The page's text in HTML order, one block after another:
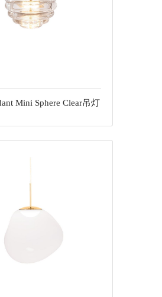
Mini Sphere Clear吊灯